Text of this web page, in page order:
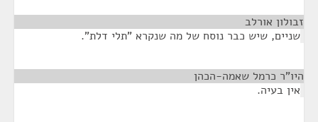
זבולון אורלב
שניים, שיש כבר נוסח של מה שנקרא "תלי דלת".
היו"ר כרמל שאמה-הכהן
אין בעיה.